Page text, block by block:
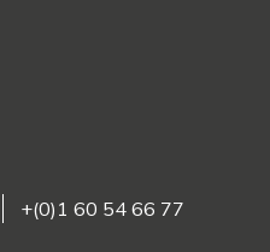
+(0)1 60 54 66 77